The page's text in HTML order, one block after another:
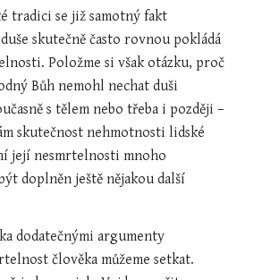
tradici se již samotný fakt
skutečně často rovnou pokládá
Položme si však otázku, proč
Bůh nemohl nechat duši
s tělem nebo třeba i později –
skutečnost nehmotnosti lidské
její nesmrtelnosti mnoho
doplněn ještě nějakou další
dodatečnými argumenty
člověka můžeme setkat.